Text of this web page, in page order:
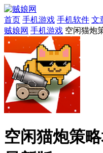
首页 手机游戏 手机软件 文
贼娘网 手机游戏 空闲猫炮
空闲猫炮策